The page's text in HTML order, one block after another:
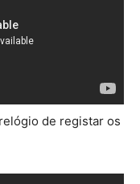
de registar os